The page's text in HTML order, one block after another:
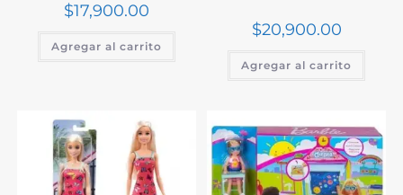
$17,900.00
Agregar al carrito
$20,900.00
Agregar al carrito